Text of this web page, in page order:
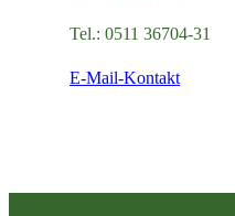
Tel.:0511 36704-31
E-Mail-Kontakt